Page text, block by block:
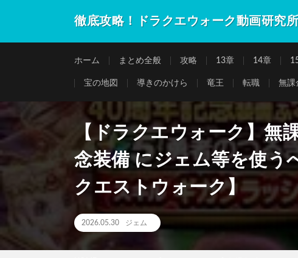
徹底攻略！ドラクエウォーク動画研究所
ホーム まとめ全般 攻略 13章 14章
宝の地図 導きのかけら 竜王 転職 無課
【ドラクエウォーク】無
念装備 にジェム等を使う
クエストウォーク】
2026.05.30 ジェム